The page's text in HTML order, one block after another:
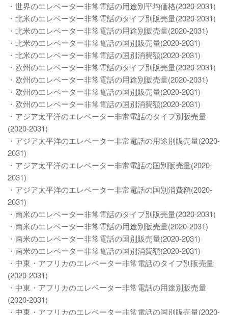
・世界のエレベーター非常電話の用途別平均価格(2020-2031)
・北米のエレベーター非常電話のタイプ別販売量(2020-2031)
・北米のエレベーター非常電話の用途別販売量(2020-2031)
・北米のエレベーター非常電話の国別販売量(2020-2031)
・北米のエレベーター非常電話の国別消費額(2020-2031)
・欧州のエレベーター非常電話のタイプ別販売量(2020-2031)
・欧州のエレベーター非常電話の用途別販売量(2020-2031)
・欧州のエレベーター非常電話の国別販売量(2020-2031)
・欧州のエレベーター非常電話の国別消費額(2020-2031)
・アジア太平洋のエレベーター非常電話のタイプ別販売量
(2020-2031)
・アジア太平洋のエレベーター非常電話の用途別販売量(2020-
2031)
・アジア太平洋のエレベーター非常電話の国別販売量(2020-
2031)
・アジア太平洋のエレベーター非常電話の国別消費額(2020-
2031)
・南米のエレベーター非常電話のタイプ別販売量(2020-2031)
・南米のエレベーター非常電話の用途別販売量(2020-2031)
・南米のエレベーター非常電話の国別販売量(2020-2031)
・南米のエレベーター非常電話の国別消費額(2020-2031)
・中東・アフリカのエレベーター非常電話のタイプ別販売量
(2020-2031)
・中東・アフリカのエレベーター非常電話の用途別販売量
(2020-2031)
・中東・アフリカのエレベーター非常電話の国別販売量(2020-